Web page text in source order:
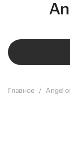
Главное Angel